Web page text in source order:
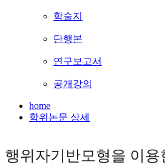
학술지
단행본
연구보고서
공개강의
home
학위논문 상세
행위자기반모형을 이